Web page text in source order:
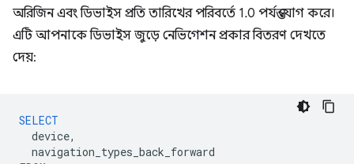
অরিজিন এবং ডিভাইস প্রতি তারিখের পরিবর্তে 1.0 পর্যন্ত যোগ করে।
এটি আপনাকে ডিভাইস জুড়ে নেভিগেশন প্রকার বিতরণ দেখতে
দেয়:
SELECT
device,
navigation_types_back_forward